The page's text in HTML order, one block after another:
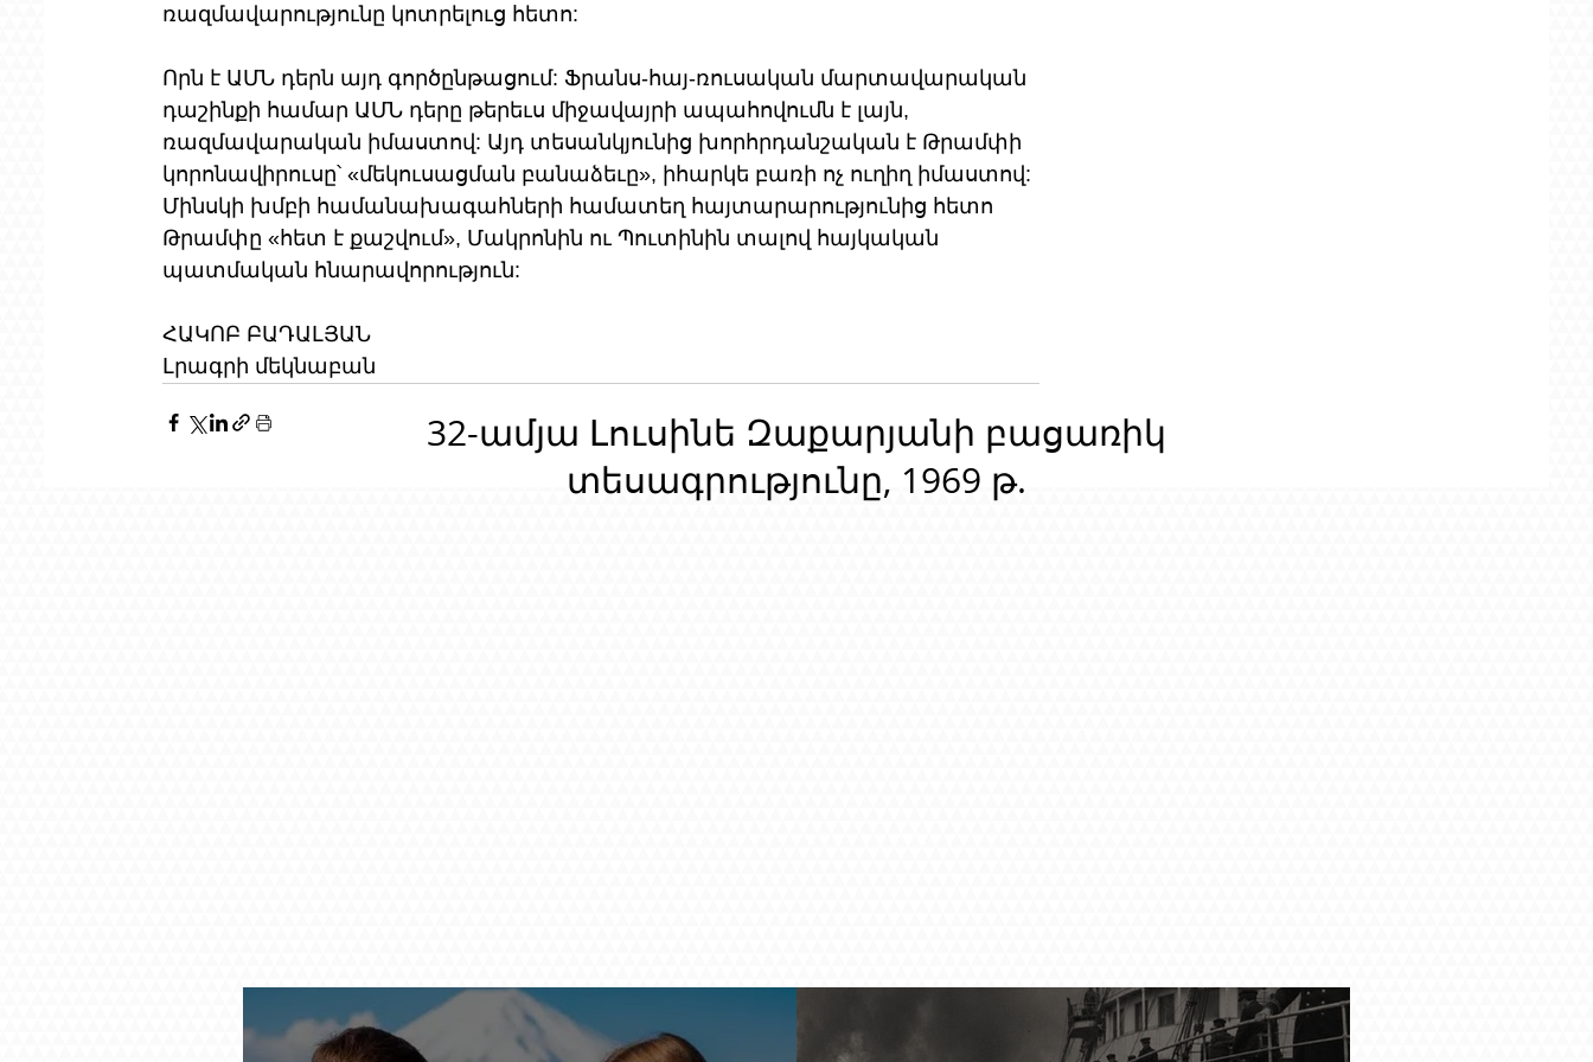
ռազմավարությունը կոտրելուց հետո:
Որն է ԱՄՆ դերն այդ գործընթացում: Ֆրանս-հայ-ռուսական մարտավարական
դաշինքի համար ԱՄՆ դերը թերեւս միջավայրի ապահովումն է լայն,
ռազմավարական իմաստով: Այդ տեսանկյունից խորհրդանշական է Թրամփի
կորոնավիրուսը՝ «մեկուսացման բանաձեւը», իհարկե բառի ոչ ուղիղ իմաստով:
Մինսկի խմբի համանախագահների համատեղ հայտարարությունից հետո
Թրամփը «հետ է քաշվում», Մակրոնին ու Պուտինին տալով հայկական
պատմական հնարավորություն:
ՀԱԿՈԲ ԲԱԴԱԼՅԱՆ
Լրագրի մեկնաբան
32-ամյա Լուսինե Զաքարյանի բացառիկ
տեսագրությունը, 1969 թ.